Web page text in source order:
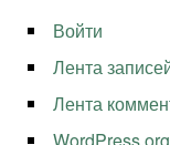
Войти
Лента
Лента